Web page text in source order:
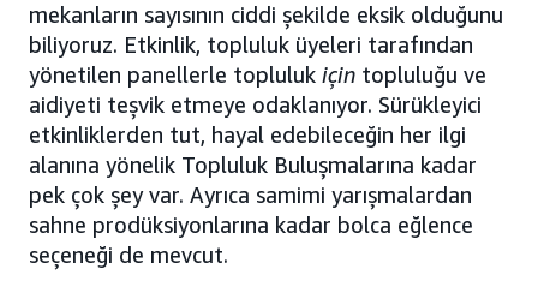
mekanların sayısının ciddi şekilde eksik olduğunu
biliyoruz. Etkinlik, topluluk üyeleri tarafından
yönetilen panellerle topluluk için topluluğu ve
aidiyeti teşvik etmeye odaklanıyor. Sürükleyici
etkinliklerden tut, hayal edebileceğin her ilgi
alanına yönelik Topluluk Buluşmalarına kadar
pek çok şey var. Ayrıca samimi yarışmalardan
sahne prodüksiyonlarına kadar bolca eğlence
seçeneği de mevcut.